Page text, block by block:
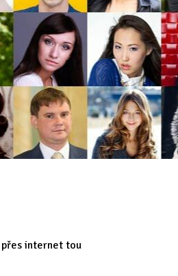
přes internet tou